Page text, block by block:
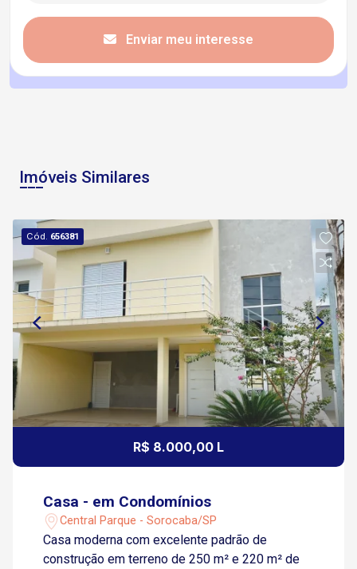
Enviar meu interesse
Imóveis Similares
Cód. 656381
R$ 8.000,00 L
Casa - em Condomínios
Central Parque - Sorocaba/SP
Casa moderna com excelente padrão de
construção em terreno de 250 m² e 220 m² de